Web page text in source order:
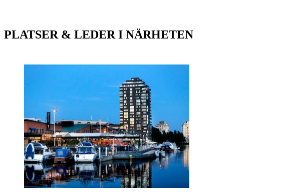
PLATSER & LEDER I NÄRHETEN